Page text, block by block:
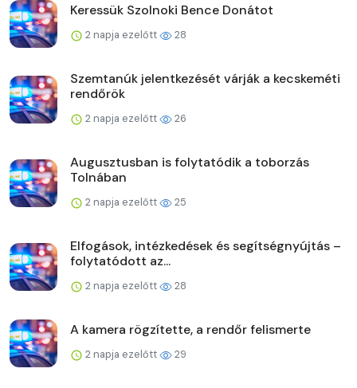
Keressük Szolnoki Bence Donátot
2 napja ezelőtt 28
Szemtanúk jelentkezését várják a kecskeméti
rendőrök
2 napja ezelőtt 26
Augusztusban is folytatódik a toborzás
Tolnában
2 napja ezelőtt 25
Elfogások, intézkedések és segítségnyújtás –
folytatódott az...
2 napja ezelőtt 28
A kamera rögzítette, a rendőr felismerte
2 napja ezelőtt 29